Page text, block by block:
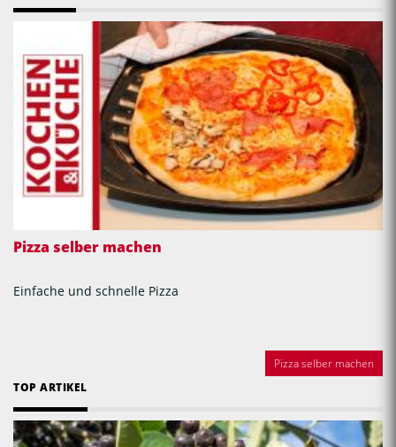
Pizza selber machen
Einfache und schnelle Pizza
Pizza selber machen
TOP ARTIKEL